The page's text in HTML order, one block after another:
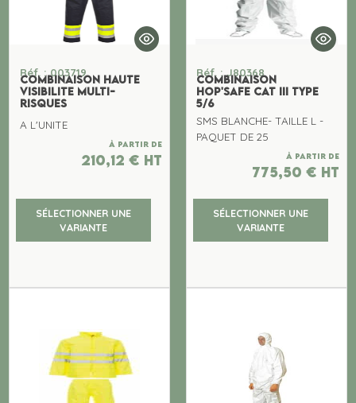
Réf. : 003719
COMBINAISON HAUTE
VISIBILITE MULTI-
RISQUES
A L'UNITE
À partir de
210,12 € ht
SÉLECTIONNER UNE
VARIANTE
Réf. : J80368
COMBINAISON
HOP'SAFE CAT III TYPE
5/6
SMS BLANCHE- TAILLE L -
PAQUET DE 25
À partir de
775,50 € ht
SÉLECTIONNER UNE
VARIANTE